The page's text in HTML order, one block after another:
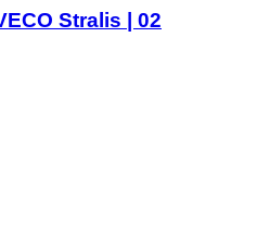
Stralis | 02